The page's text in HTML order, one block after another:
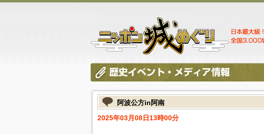
阿波公方in阿南
2025年03月08日13時00分